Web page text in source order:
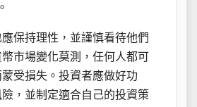
保持理性，並謹慎看待他們
市場變化莫測，任何人都可
受損失。投資者應做好功
，並制定適合自己的投資策